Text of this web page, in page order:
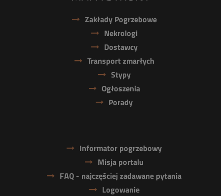
Zakłady Pogrzebowe
Nekrologi
Dostawcy
Transport zmarłych
Stypy
Ogłoszenia
Porady
Informator pogrzebowy
Misja portalu
FAQ - najczęściej zadawane pytania
Logowanie